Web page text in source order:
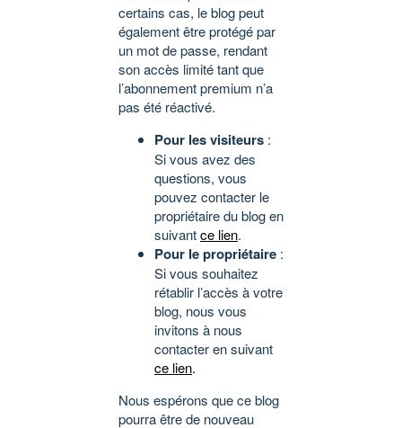
certains cas, le blog peut
également être protégé par
un mot de passe, rendant
son accès limité tant que
l’abonnement premium n’a
pas été réactivé.
Pour les visiteurs :
Si vous avez des
questions, vous
pouvez contacter le
propriétaire du blog en
suivantce lien.
Pour le propriétaire :
Si vous souhaitez
rétablir l’accès à votre
blog, nous vous
invitons à nous
contacter en suivant
ce lien.
Nous espérons que ce blog
pourra être de nouveau